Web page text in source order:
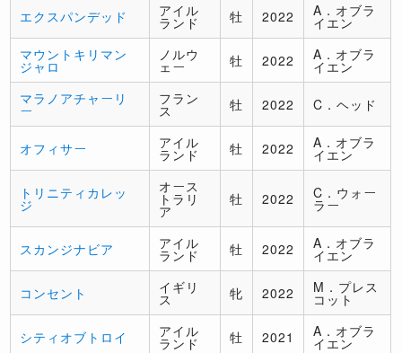
エクスパンデッド アイル
ランド 牡 2022 A．オブラ
イエン
マウントキリマン
ジャロ
ノルウ
ェー 牡 2022 A．オブラ
イエン
マラノアチャーリ
ー
フラン
ス 牡 2022 C．ヘッド
オフィサー アイル
ランド 牡 2022 A．オブラ
イエン
トリニティカレッ
ジ
オース
トラリ
ア
牡 2022 C．ウォー
ラー
スカンジナビア アイル
ランド 牡 2022 A．オブラ
イエン
コンセント イギリ
ス 牝 2022 M．プレス
コット
シティオブトロイ アイル
ランド 牡 2021 A．オブラ
イエン